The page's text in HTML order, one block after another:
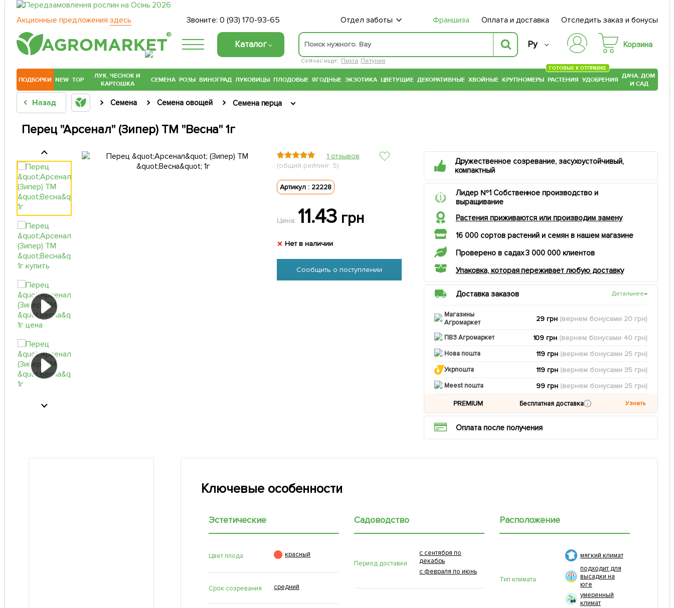
Акционные предложения здесь Звоните:0 (93) 170-93-65 Отдел заботы Франшиза Оплата и доставка Отследить заказ и бонусы
®
Каталог
Сейчас ищут: Пихта Петуния
Ру Корзина
ПОДБОРКИ NEW TOP
ЛУК, ЧЕСНОК И
КАРТОШКА
СЕМЕНА РОЗЫ ВИНОГРАД ЛУКОВИЦЫ ПЛОДОВЫЕ ЯГОДНЫЕ ЭКЗОТИКА ЦВЕТУЩИЕ ДЕКОРАТИВНЫЕ ХВОЙНЫЕ КРУПНОМЕРЫ РАСТЕНИЯ
ГОТОВЫЕ К ОТПРАВКЕ
УДОБРЕНИЯ ДАЧА, ДОМ
И САД
Назад Семена Семена овощей Семена перца
Перец "Арсенал" (Зипер) ТМ "Весна" 1г
1 отзывов
(общий рейтинг: 5)
Артикул : 22228
Цена: 11.43 грн
Нет в наличии
Сообщить о поступлении
Дружественное созревание, засухоустойчивый,
компактный
Лидер №1 Собственное производство и
выращивание
Растения приживаются или производим замену
16 000 сортов растений и семян в нашем магазине
Проверено в садах 3 000 000 клиентов
Упаковка, которая переживает любую доставку
Доставка заказов Детальнее→
Магазины
Агромаркет
29 грн (вернем бонусами 20 грн)
ПВЗ Агромаркет 109 грн (вернем бонусами 40 грн)
Нова пошта 119 грн (вернем бонусами 25 грн)
Укрпошта 119 грн (вернем бонусами35 грн)
Meest пошта 99 грн (вернем бонусами 25 грн)
PREMIUM Бесплатная доставка Узнать
Оплата после получения
Ключевые особенности
Эстетические
Цвет плода  красный
Срок созревания средний
Садоводство
Период доставки
с сентября по
декабрь
с февраля по июнь
Расположение
Тип климата
мягкий климат
подходит для
высадки на
юге
умеренный
климат